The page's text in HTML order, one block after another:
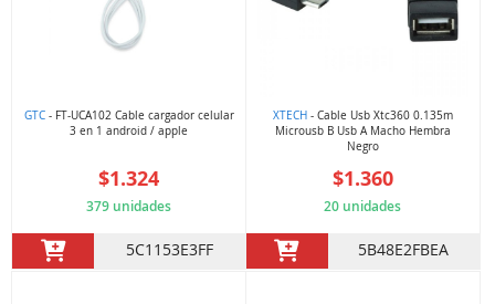
GTC- FT-UCA102 Cable cargador celular
3 en 1 android / apple
$1.324
379 unidades
5C1153E3FF
XTECH - Cable Usb Xtc360 0.135m
Microusb B Usb A Macho Hembra
Negro
$1.360
20 unidades
5B48E2FBEA